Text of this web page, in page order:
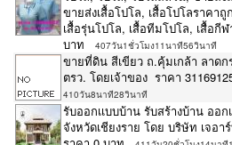
ขายส่งเสื้อโปโล, เสื้อโปโลราคาถู
เสื้อรุ่นโปโล, เสื้อทีมโปโล, เสื้อกี
บาท
407วัน1ชั่วโมง11นาที56วินาที
ขายที่ดิน สีเขียว ถ.คุ้มเกล้า ลาดก
ตรว. โดยเจ้าของ ราคา
410วัน8นาที28วินาที
รับออกเเบบบ้าน รับสร้างบ้าน ออก
จังหวัดเชียงราย โดย บริษัท เจอ